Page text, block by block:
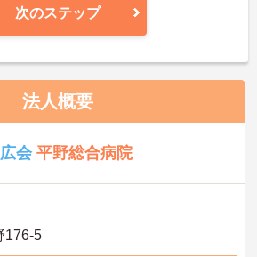
次のステップ
法人概要
広会平野総合病院
176-5